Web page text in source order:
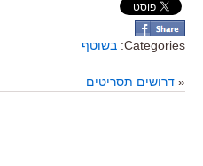
Categories: בשוטף
« דרושים תסריטים